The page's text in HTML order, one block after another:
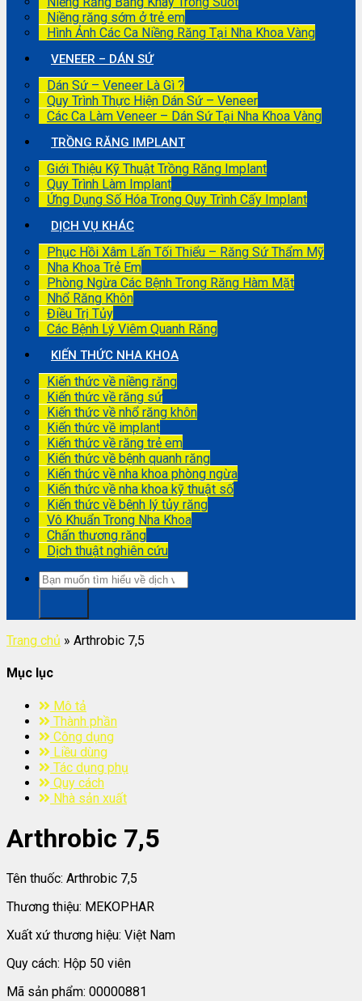
Niềng răng sớm ở trẻ em
Hình Ảnh Các Ca Niềng Răng Tại Nha Khoa Vàng
VENEER – DÁN SỨ
Dán Sứ – Veneer Là Gì ?
Quy Trình Thực Hiện Dán Sứ – Veneer
Các Ca Làm Veneer – Dán Sứ Tại Nha Khoa Vàng
TRỒNG RĂNG IMPLANT
Giới Thiệu Kỹ Thuật Trồng Răng Implant
Quy Trình Làm Implant
Ứng Dụng Số Hóa Trong Quy Trình Cấy Implant
DỊCH VỤ KHÁC
Phục Hồi Xâm Lấn Tối Thiểu – Răng Sứ Thẩm Mỹ
Nha Khoa Trẻ Em
Phòng Ngừa Các Bệnh Trong Răng Hàm Mặt
Nhổ Răng Khôn
Điều Trị Tủy
Các Bệnh Lý Viêm Quanh Răng
KIẾN THỨC NHA KHOA
Kiến thức về niềng răng
Kiến thức về răng sứ
Kiến thức về nhổ răng khôn
Kiến thức về implant
Kiến thức về răng trẻ em
Kiến thức về bệnh quanh răng
Kiến thức về nha khoa phòng ngừa
Kiến thức về nha khoa kỹ thuật số
Kiến thức về bệnh lý tủy răng
Vô Khuẩn Trong Nha Khoa
Chấn thương răng
Dịch thuật nghiên cứu
Trang chủ » Arthrobic 7,5
Mục lục
Mô tả
Thành phần
Công dụng
Liều dùng
Tác dụng phụ
Quy cách
Nhà sản xuất
Arthrobic 7,5
Tên thuốc: Arthrobic 7,5
Thương thiệu: MEKOPHAR
Xuất xứ thương hiệu: Việt Nam
Quy cách: Hộp 50 viên
Mã sản phẩm: 00000881